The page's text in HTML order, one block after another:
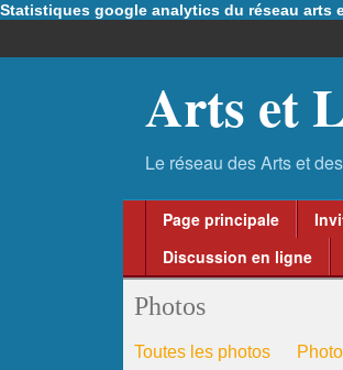
Statistiques google analytics du réseau arts
Arts et
Page principale
Discussion en ligne
Photos
Toutes les photos